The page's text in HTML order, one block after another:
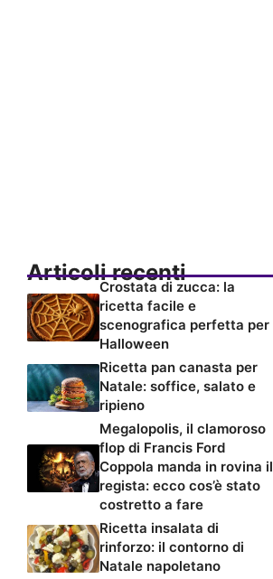
Articoli recenti
Crostata di zucca: la
ricetta facile e
scenografica perfetta per
Halloween
Ricetta pan canasta per
Natale: soffice, salato e
ripieno
Megalopolis, il clamoroso
flop di Francis Ford
Coppola manda in rovina il
regista: ecco cos’è stato
costretto a fare
Ricetta insalata di
rinforzo: il contorno di
Natale napoletano